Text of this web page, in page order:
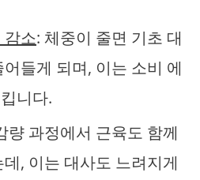
감소: 체중이 줄면 기초 대
들게 되며, 이는 소비 에
니다.
량 과정에서 근육도 함께
, 이는 대사도 느려지게